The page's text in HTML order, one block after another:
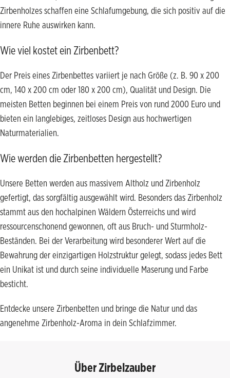
Zirbenholzes schaffen eine Schlafumgebung, die sich positiv auf die
innere Ruhe auswirken kann.
Wie viel kostet ein Zirbenbett?
Der Preis eines Zirbenbettes variiert je nach Größe (z. B. 90 x 200
cm, 140 x 200 cm oder 180 x 200 cm), Qualität und Design. Die
meisten Betten beginnen bei einem Preis von rund 2000 Euro und
bieten ein langlebiges, zeitloses Design aus hochwertigen
Naturmaterialien.
Wie werden die Zirbenbetten hergestellt?
Unsere Betten werden aus massivem Altholz und Zirbenholz
gefertigt, das sorgfältig ausgewählt wird. Besonders das Zirbenholz
stammt aus den hochalpinen Wäldern Österreichs und wird
ressourcenschonend gewonnen, oft aus Bruch- und Sturmholz-
Beständen. Bei der Verarbeitung wird besonderer Wert auf die
Bewahrung der einzigartigen Holzstruktur gelegt, sodass jedes Bett
ein Unikat ist und durch seine individuelle Maserung und Farbe
besticht.
Entdecke unsere Zirbenbetten und bringe die Natur und das
angenehme Zirbenholz-Aroma in dein Schlafzimmer.
Über Zirbelzauber